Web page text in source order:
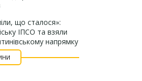
що сталося»:
ІПСО та взяли
напрямку